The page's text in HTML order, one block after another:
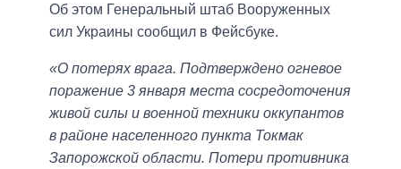
Об этом Генеральный штаб Вооруженных
сил Украины сообщил в Фейсбуке.
«О потерях врага. Подтверждено огневое
поражение 3 января места сосредоточения
живой силы и военной техники оккупантов
в районе населенного пункта Токмак
Запорожской области. Потери противника